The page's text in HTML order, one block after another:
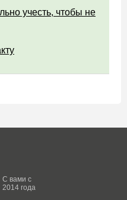
учесть, чтобы не
С вами с
2014 года